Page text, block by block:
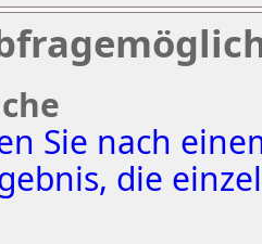
Sie nach
die